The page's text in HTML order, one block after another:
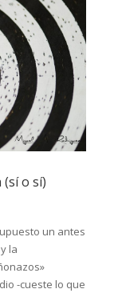
o sí)
un antes
la
-cueste lo que